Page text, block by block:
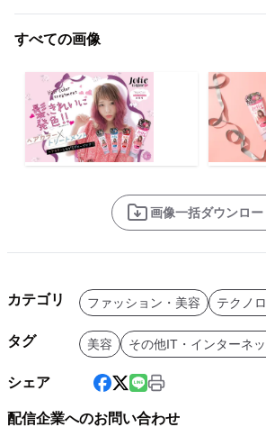
すべての画像
画像一括ダウンロー
カテゴリ ファッション・美容 テクノ
タグ 美容 その他IT・インターネッ
シェア
配信企業へのお問い合わせ